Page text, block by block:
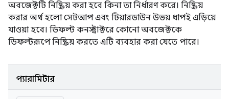
অবজেক্টটি নিষ্ক্রিয় করা হবে কিনা তা নির্ধারণ করে। নিষ্ক্রিয়
করার অর্থ হলো সেটআপ এবং টিয়ারডাউন উভয় ধাপই এড়িয়ে
যাওয়া হবে। ডিফল্ট কনস্ট্রাক্টরে কোনো অবজেক্টকে
ডিফল্টরূপে নিষ্ক্রিয় করতে এটি ব্যবহার করা যেতে পারে।
প্যারামিটার